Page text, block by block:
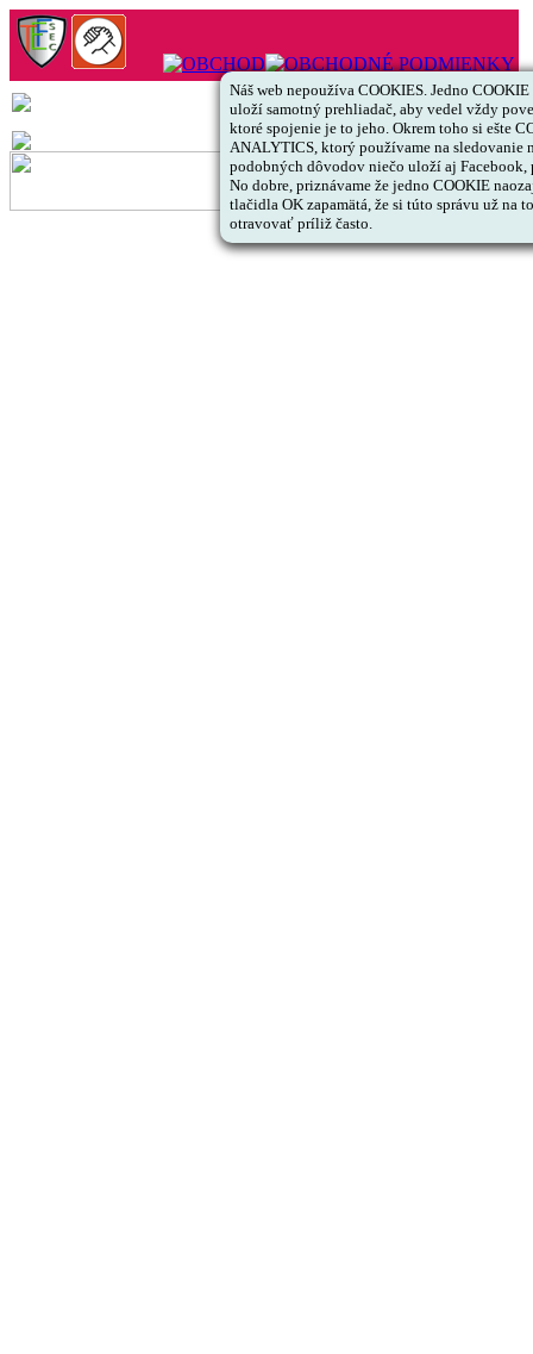
Náš web nepoužíva COOKIES. Jedno
uloží samotný prehliadač, aby vedel vždy
ktoré spojenie je to jeho. Okrem toho si ešte
ANALYTICS, ktorý používame na sledovanie
podobných dôvodov niečo uloží aj Facebook,
No dobre, priznávame že jedno COOKIE
tlačidla OK zapamätá, že si túto správu už na
otravovať príliž často.